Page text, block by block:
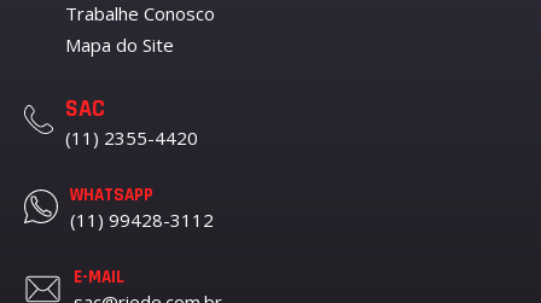
Trabalhe Conosco
Mapa do Site
SAC
(11) 2355-4420
WHATSAPP
(11) 99428-3112
E-MAIL